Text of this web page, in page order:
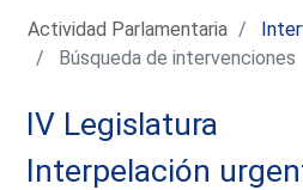
Actividad Parlamentaria
Búsqueda de intervenciones
IV Legislatura
Interpelación